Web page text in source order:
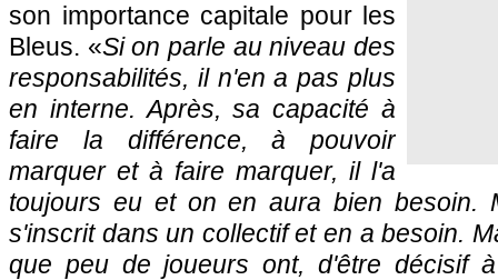
son importance capitale pour les
Bleus. «Si on parle au niveau des
responsabilités, il n'en a pas plus
en interne. Après, sa capacité à
faire la différence, à pouvoir
marquer et à faire marquer, il l'a
toujours eu et on en aura bien besoin.
s'inscrit dans un collectif et en a besoin.
que peu de joueurs ont, d'être décisif